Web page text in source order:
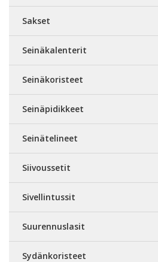
Sakset
Seinäkalenterit
Seinäkoristeet
Seinäpidikkeet
Seinätelineet
Siivoussetit
Sivellintussit
Suurennuslasit
Sydänkoristeet